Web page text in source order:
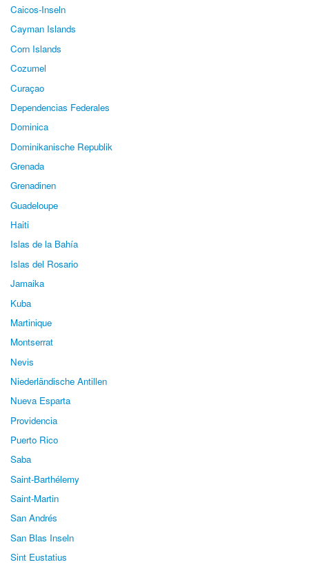
Caicos-Inseln
Cayman Islands
Corn Islands
Cozumel
Curaçao
Dependencias Federales
Dominica
Dominikanische Republik
Grenada
Grenadinen
Guadeloupe
Haiti
Islas de la Bahía
Islas del Rosario
Jamaika
Kuba
Martinique
Montserrat
Nevis
Niederländische Antillen
Nueva Esparta
Providencia
Puerto Rico
Saba
Saint-Barthélemy
Saint-Martin
San Andrés
San Blas Inseln
Sint Eustatius